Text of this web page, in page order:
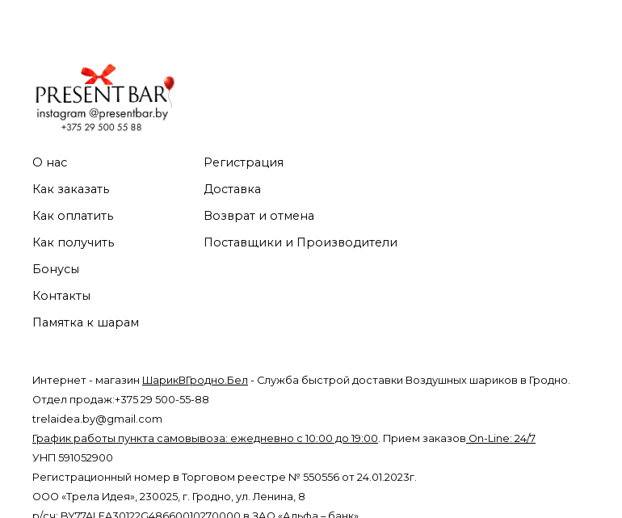
О нас
Как заказать
Как оплатить
Как получить
Бонусы
Контакты
Памятка к шарам
Регистрация
Доставка
Возврат и отмена
Поставщики и Производители
Интернет - магазин ШарикВГродно.Бел - Служба быстрой доставки Воздушных шариков в Гродно.
Отдел продаж:+375 29 500-55-88
trelaidea.by@gmail.com
График работы пункта самовывоза: ежедневно с 10:00 до 19:00 . Прием заказов On-Line: 24/7
УНП 591052900
Регистрационный номер в Торговом реестре № 550556 от 24.01.2023г.
ООО «Трела Идея», 230025, г. Гродно, ул. Ленина, 8